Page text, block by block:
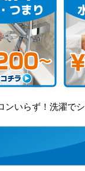
ンいらず！洗濯で